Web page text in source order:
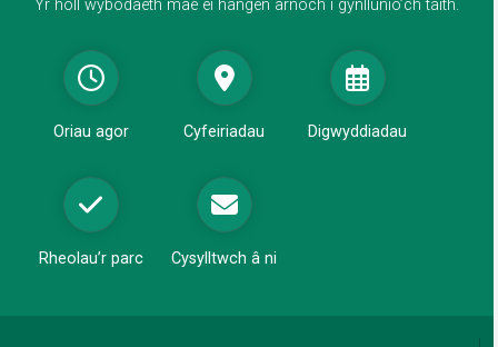
Yr holl wybodaeth mae ei hangen arnoch i gynllunio’ch taith.
Oriau agor Cyfeiriadau Digwyddiadau
Rheolau’r parc Cysylltwch â ni